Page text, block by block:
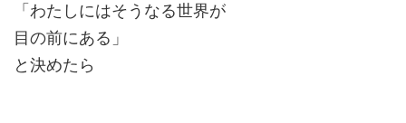
「わたしにはそうなる世界が
目の前にある」
と決めたら